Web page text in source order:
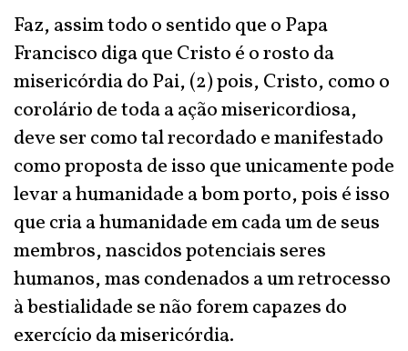
Faz, assim todo o sentido que o Papa
Francisco diga que Cristo é o rosto da
misericórdia do Pai, (2) pois, Cristo, como o
corolário de toda a ação misericordiosa,
deve ser como tal recordado e manifestado
como proposta de isso que unicamente pode
levar a humanidade a bom porto, pois é isso
que cria a humanidade em cada um de seus
membros, nascidos potenciais seres
humanos, mas condenados a um retrocesso
à bestialidade se não forem capazes do
exercício da misericórdia.